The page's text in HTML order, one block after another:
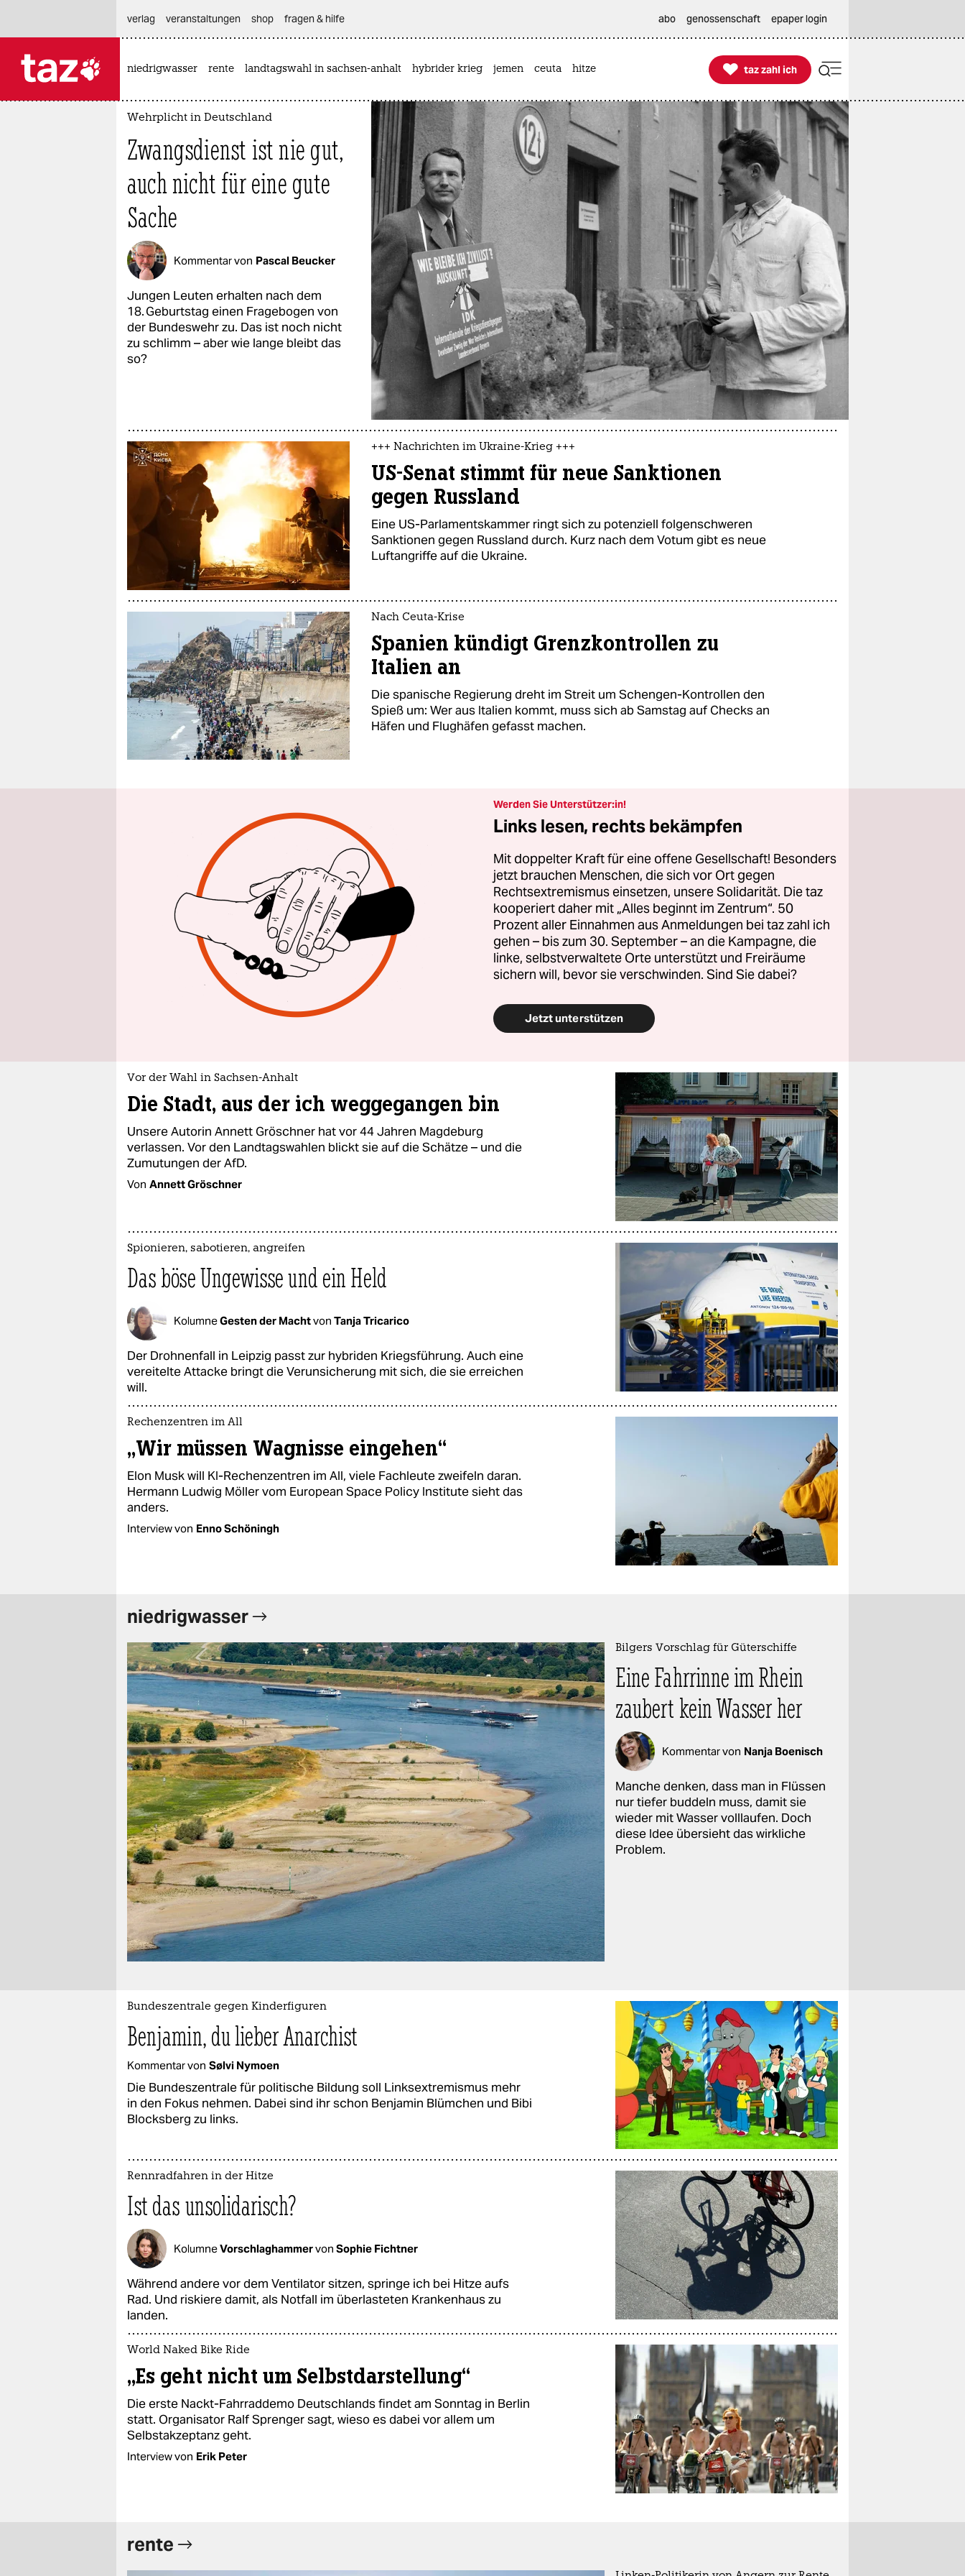
politik
öko
gesellschaft
kultur
sport
berlin
nord
verlag
veranstaltungen
fragen & hilfe
unterstützen
abo
epaper login
verlag
veranstaltungen shop fragen & hilfe abo genossenschaft epaper login
niedrigwasser rente landtagswahl in sachsen-anhalt hybrider krieg jemen ceuta hitze 
taz zahl ich
taz zahl ich
Kritischer, unabhängiger Journalismus der linken Nachrichtenseite taz: Analysen, Hintergründe, Kommentare, Interviews, Reportagen. Genossenschaft seit 1992.
Wehrplicht in Deutschland
Zwangsdienst ist nie gut,
auch nicht für eine gute
Sache
Kommentar von Pascal Beucker
Jungen Leuten erhalten nach dem
18. Geburtstag einen Fragebogen von
der Bundeswehr zu. Das ist noch nicht
zu schlimm – aber wie lange bleibt das
so?
+++ Nachrichten im Ukraine-Krieg +++
US-Senat stimmt für neue Sanktionen
gegen Russland
Eine US-Parlamentskammer ringt sich zu potenziell folgenschweren
Sanktionen gegen Russland durch. Kurz nach dem Votum gibt es neue
Luftangriffe auf die Ukraine.
Nach Ceuta-Krise
Spanien kündigt Grenzkontrollen zu
Italien an
Die spanische Regierung dreht im Streit um Schengen-Kontrollen den
Spieß um: Wer aus Italien kommt, muss sich ab Samstag auf Checks an
Häfen und Flughäfen gefasst machen.
Werden Sie Unterstützer:in!
Links lesen, rechts bekämpfen
Mit doppelter Kraft für eine offene Gesellschaft! Besonders
jetzt brauchen Menschen, die sich vor Ort gegen
Rechtsextremismus einsetzen, unsere Solidarität. Die taz
kooperiert daher mit „Alles beginnt im Zentrum“. 50
Prozent aller Einnahmen aus Anmeldungen bei taz zahl ich
gehen – bis zum 30. September – an die Kampagne, die
linke, selbstverwaltete Orte unterstützt und Freiräume
sichern will, bevor sie verschwinden. Sind Sie dabei?
Jetzt unterstützen
Vor der Wahl in Sachsen-Anhalt
Die Stadt, aus der ich weggegangen bin
Unsere Autorin Annett Gröschner hat vor 44 Jahren Magdeburg
verlassen. Vor den Landtagswahlen blickt sie auf die Schätze – und die
Zumutungen der AfD.
Von Annett Gröschner
Spionieren, sabotieren, angreifen
Das böse Ungewisse und ein Held
KolumneGesten der Machtvon Tanja Tricarico
Der Drohnenfall in Leipzig passt zur hybriden Kriegsführung. Auch eine
vereitelte Attacke bringt die Verunsicherung mit sich, die sie erreichen
will.
Rechenzentren im All
„Wir müssen Wagnisse eingehen“
Elon Musk will KI-Rechenzentren im All, viele Fachleute zweifeln daran.
Hermann Ludwig Möller vom European Space Policy Institute sieht das
anders.
Interview von Enno Schöningh
niedrigwasser
Bilgers Vorschlag für Güterschiffe
Eine Fahrrinne im Rhein
zaubert kein Wasser her
Kommentar von Nanja Boenisch
Manche denken, dass man in Flüssen
nur tiefer buddeln muss, damit sie
wieder mit Wasser volllaufen. Doch
diese Idee übersieht das wirkliche
Problem.
Bundeszentrale gegen Kinderfiguren
Benjamin, du lieber Anarchist
Kommentar von Sølvi Nymoen
Die Bundeszentrale für politische Bildung soll Linksextremismus mehr
in den Fokus nehmen. Dabei sind ihr schon Benjamin Blümchen und Bibi
Blocksberg zu links.
Rennradfahren in der Hitze
Ist das unsolidarisch?
KolumneVorschlaghammervon Sophie Fichtner
Während andere vor dem Ventilator sitzen, springe ich bei Hitze aufs
Rad. Und riskiere damit, als Notfall im überlasteten Krankenhaus zu
landen.
World Naked Bike Ride
„Es geht nicht um Selbstdarstellung“
Die erste Nackt-Fahrraddemo Deutschlands findet am Sonntag in Berlin
statt. Organisator Ralf Sprenger sagt, wieso es dabei vor allem um
Selbstakzeptanz geht.
Interview von Erik Peter
rente